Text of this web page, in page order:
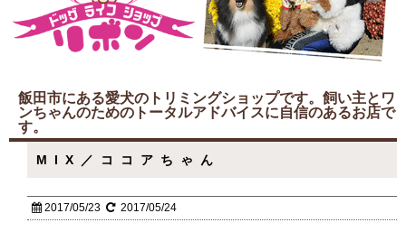
飯田市にある愛犬のトリミングショップです。飼い主とワ
ンちゃんのためのトータルアドバイスに自信のあるお店で
す。
MIX／ココアちゃん
2017/05/23 2017/05/24